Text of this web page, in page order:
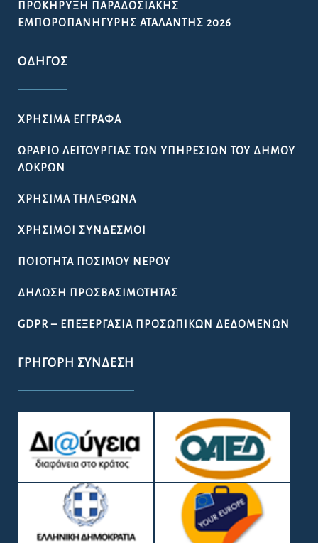
ΠΡΟΚΉΡΥΞΗ ΠΑΡΑΔΟΣΙΑΚΉΣ
ΕΜΠΟΡΟΠΑΝΉΓΥΡΗΣ ΑΤΑΛΆΝΤΗΣ 2026
ΟΔΗΓΌΣ
ΧΡΉΣΙΜΑ ΈΓΓΡΑΦΑ
ΩΡΆΡΙΟ ΛΕΙΤΟΥΡΓΊΑΣ ΤΩΝ ΥΠΗΡΕΣΙΏΝ ΤΟΥ ΔΉΜΟΥ
ΛΟΚΡΏΝ
ΧΡΉΣΙΜΑ ΤΗΛΈΦΩΝΑ
ΧΡΉΣΙΜΟΙ ΣΎΝΔΕΣΜΟΙ
ΠΟΙΌΤΗΤΑ ΠΌΣΙΜΟΥ ΝΕΡΟΎ
ΔΉΛΩΣΗ ΠΡΟΣΒΑΣΙΜΌΤΗΤΑΣ
GDPR – ΕΠΕΞΕΡΓΑΣΙΑ ΠΡΟΣΩΠΙΚΩΝ ΔΕΔΟΜΕΝΩΝ
ΓΡΉΓΟΡΗ ΣΎΝΔΕΣΗ